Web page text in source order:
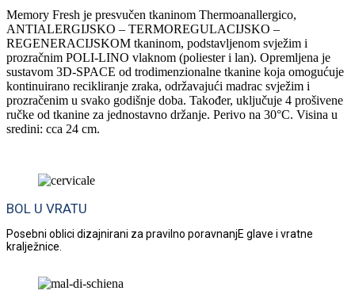
Memory Fresh je presvučen tkaninom Thermoanallergico,
ANTIALERGIJSKO – TERMOREGULACIJSKO –
REGENERACIJSKOM tkaninom, podstavljenom svježim i
prozračnim POLI-LINO vlaknom (poliester i lan). Opremljena je
sustavom 3D-SPACE od trodimenzionalne tkanine koja omogućuje
kontinuirano recikliranje zraka, održavajući madrac svježim i
prozračenim u svako godišnje doba. Također, uključuje 4 prošivene
ručke od tkanine za jednostavno držanje. Perivo na 30°C. Visina u
sredini: cca 24 cm.
BOL U VRATU
Posebni oblici dizajnirani za pravilno poravnanjE glave i vratne
kralježnice.